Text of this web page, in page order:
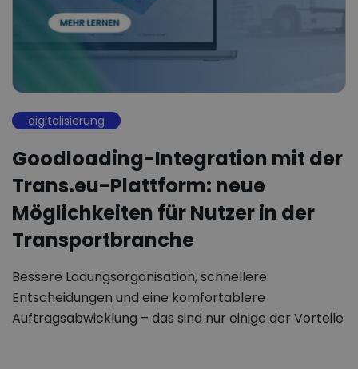
digitalisierung
Goodloading-Integration mit der
Trans.eu-Plattform: neue
Möglichkeiten für Nutzer in der
Transportbranche
Bessere Ladungsorganisation, schnellere
Entscheidungen und eine komfortablere
Auftragsabwicklung – das sind nur einige der Vorteile